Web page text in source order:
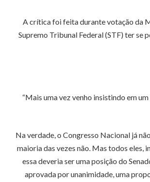
A crítica foi feita durante votação da
Supremo Tribunal Federal (STF) ter se
“Mais uma vez venho insistindo em
Na verdade, o Congresso Nacional já
maioria das vezes não. Mas todos eles,
essa deveria ser uma posição do
aprovada por unanimidade, uma